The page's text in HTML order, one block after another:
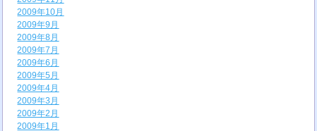
2009年10月
2009年9月
2009年8月
2009年7月
2009年6月
2009年5月
2009年4月
2009年3月
2009年2月
2009年1月